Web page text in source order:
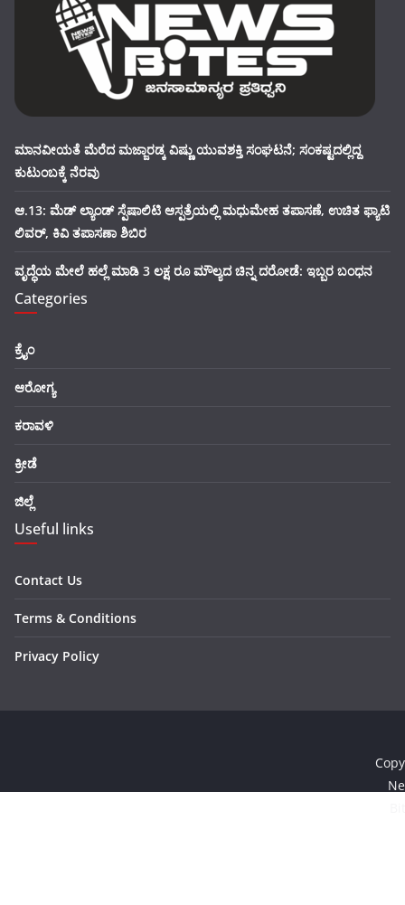
ಮಾನವೀಯತೆ ಮೆರೆದ ಮಜ್ಜಾರಡ್ಕ ವಿಷ್ಣು ಯುವಶಕ್ತಿ ಸಂಘಟನೆ; ಸಂಕಷ್ಟದಲ್ಲಿದ್ದ
ಕುಟುಂಬಕ್ಕೆ ನೆರವು
ಆ.13: ಮೆಡ್ ಲ್ಯಾಂಡ್ ಸ್ಪೆಷಾಲಿಟಿ ಆಸ್ಪತ್ರೆಯಲ್ಲಿ ಮಧುಮೇಹ ತಪಾಸಣೆ, ಉಚಿತ ಫ್ಯಾಟಿ
ಲಿವರ್, ಕಿವಿ ತಪಾಸಣಾ ಶಿಬಿರ
ವೃದ್ಧೆಯ ಮೇಲೆ ಹಲ್ಲೆ ಮಾಡಿ 3 ಲಕ್ಷ ರೂ ಮೌಲ್ಯದ ಚಿನ್ನ ದರೋಡೆ: ಇಬ್ಬರ ಬಂಧನ
Categories
ಕ್ರೈಂ
ಆರೋಗ್ಯ
ಕರಾವಳಿ
ಕ್ರೀಡೆ
ಜಿಲ್ಲೆ
Useful links
Contact Us
Terms & Conditions
Privacy Policy